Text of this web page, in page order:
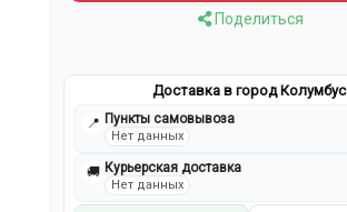
Поделиться
Доставка в город Колумбус
📍 Пункты самовывоза
Нет данных
🚚 Курьерская доставка
Нет данных